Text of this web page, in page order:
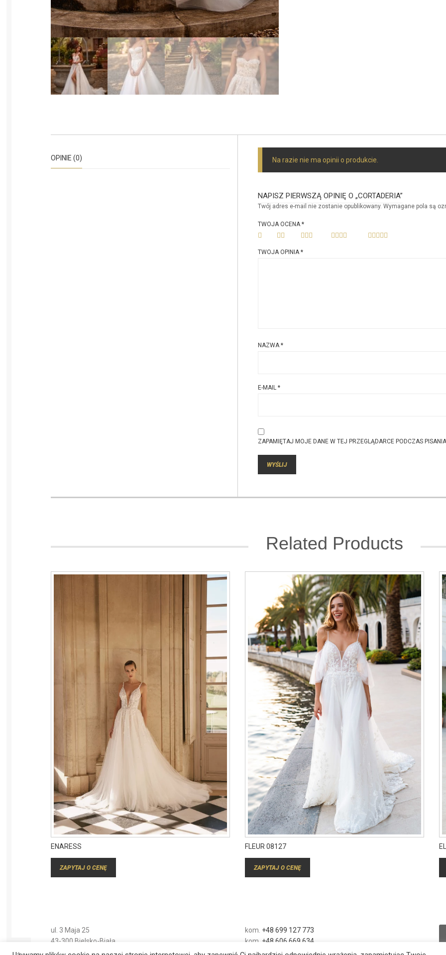
OPINIE (0) Na razie nie ma opinii o produkcie.
NAPISZ PIERWSZĄ OPINIĘ O „CORTADERIA”
Twój adres e-mail nie zostanie opublikowany. Wymagane pola są
TWOJA OCENA *
TWOJA OPINIA *
NAZWA *
E-MAIL *
ZAPAMIĘTAJ MOJE DANE W TEJ PRZEGLĄDARCE PODCZAS
Related Products
ENARESS
ZAPYTAJ O CENĘ
FLEUR 08127
ZAPYTAJ O CENĘ
ul. 3 Maja 25
43-300 Bielsko-Biała
kom. +48 699 127 773
kom. +48 606 669 634